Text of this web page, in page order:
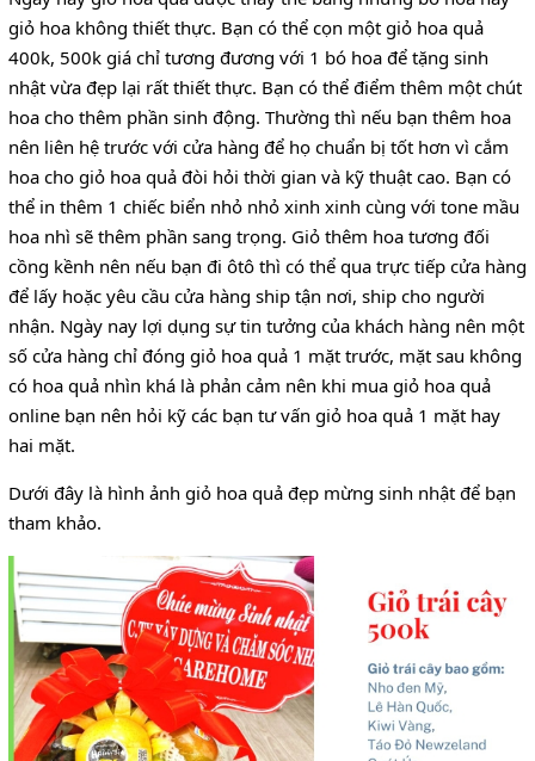
giỏ hoa không thiết thực. Bạn có thể cọn một giỏ hoa quả
400k, 500k giá chỉ tương đương với 1 bó hoa để tặng sinh
nhật vừa đẹp lại rất thiết thực. Bạn có thể điểm thêm một chút
hoa cho thêm phần sinh động. Thường thì nếu bạn thêm hoa
nên liên hệ trước với cửa hàng để họ chuẩn bị tốt hơn vì cắm
hoa cho giỏ hoa quả đòi hỏi thời gian và kỹ thuật cao. Bạn có
thể in thêm 1 chiếc biển nhỏ nhỏ xinh xinh cùng với tone mầu
hoa nhì sẽ thêm phần sang trọng. Giỏ thêm hoa tương đối
cồng kềnh nên nếu bạn đi ôtô thì có thể qua trực tiếp cửa hàng
để lấy hoặc yêu cầu cửa hàng ship tận nơi, ship cho người
nhận. Ngày nay lợi dụng sự tin tưởng của khách hàng nên một
số cửa hàng chỉ đóng giỏ hoa quả 1 mặt trước, mặt sau không
có hoa quả nhìn khá là phản cảm nên khi mua giỏ hoa quả
online bạn nên hỏi kỹ các bạn tư vấn giỏ hoa quả 1 mặt hay
hai mặt.
Dưới đây là hình ảnh giỏ hoa quả đẹp mừng sinh nhật để bạn
tham khảo.